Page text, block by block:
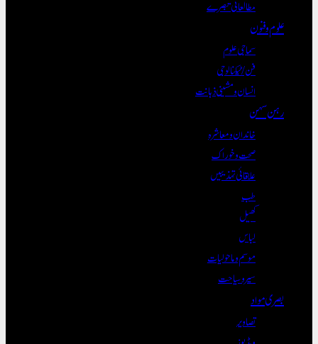
مطالعاتی تبصرے
علوم و فنون
سماجی علوم
فن/ٹیکنالوجی
انسان و مشینی ذہانت
رہن سہن
خاندان و معاشرہ
صحت و خوراک
علاقائی تہذیبیں
کھیل
لباس
موسم و ماحولیات
سیر و سیاحت
بصری مواد
تصاویر